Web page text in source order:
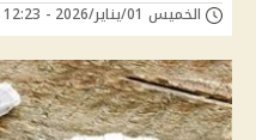
الخميس 01/يناير/2026 - 12:23 م